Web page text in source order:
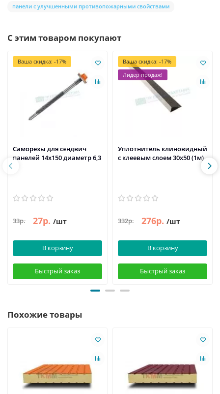
панели с улучшенными противопожарными свойствами
С этим товаром покупают
Ваша скидка: -17%
Саморезы для сэндвич
панелей 14x150 диаметр 6,3
33р. 27р. /шт
В корзину
Быстрый заказ
Ваша скидка: -17%
Лидер продаж!
Уплотнитель клиновидный
с клеевым слоем 30х50 (1м)
332р. 276р. /шт
В корзину
Быстрый заказ
Похожие товары